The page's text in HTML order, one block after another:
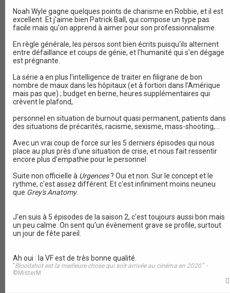
Noah Wyle gagne quelques points de charisme en Robbie, et il est
excellent. Et j'aime bien Patrick Ball, qui compose un type pas
facile mais qu'on apprend à aimer pour son professionnalisme.
En règle générale, les persos sont bien écrits puisqu'ils alternent
entre défaillance et coups de génie, et l'humanité qui s'en dégage
est prégnante.
La série a en plus l'intelligence de traiter en filigrane de bon
nombre de maux dans les hôpitaux (et à fortiori dans l’Amérique
mais pas que) ; budget en berne, heures supplémentaires qui
crèvent le plafond,
personnel en situation de burnout quasi permanent, patients dans
des situations de précarités, racisme, sexisme, mass-shooting,...
Avec un vrai coup de force sur les 5 derniers épisodes qui nous
place au plus près d'une situation de crise, et nous fait ressentir
encore plus d'empathie pour le personnel
Suite non officielle à Urgences? Oui et non. Sur le concept et le
rythme, c'est assez différent. Et c'est infiniment moins neuneu
que Grey's Anatomy.
J'en suis à 5 épisodes de la saison 2, c'est toujours aussi bon mais
un peu calme. On sent qu'un évènement grave se profile, surtout
un jour de fête pareil.
Ah oui : la VF est de très bonne qualité.
"Bloodshot est la meilleure chose qui soit arrivée au cinéma en 2020 " -
©MisterM